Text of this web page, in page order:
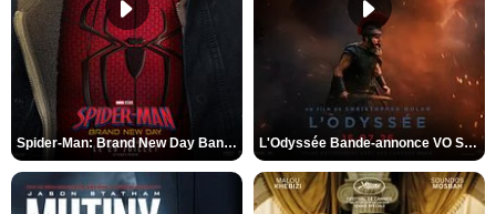
Spider-Man: Brand New Day Bande-annonce VO STFR L'Odyssée Bande-annonce VO STFR